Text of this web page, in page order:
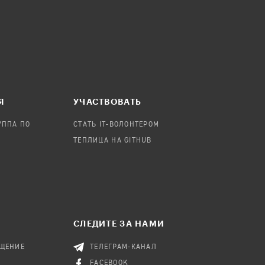
ПО
УЧАСТВОВАТЬ
СТАТЬ IT-ВОЛОНТЕРОМ
ТЕПЛИЦА НА GITHUB
СЛЕДИТЕ ЗА НАМИ
ТЕЛЕГРАМ-КАНАЛ
FACEBOOK